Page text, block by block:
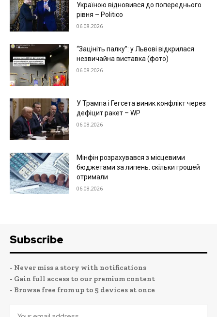
Україною відновився до попереднього
рівня – Politico
06.08.2026
“Зацініть палку”: у Львові відкрилася
незвичайна виставка (фото)
06.08.2026
У Трампа і Гегсета виник конфлікт через
дефіцит ракет – WP
06.08.2026
Мінфін розрахувався з місцевими
бюджетами за липень: скільки грошей
отримали
06.08.2026
Subscribe
- Never miss a story with notifications
- Gain full access to our premium content
- Browse free from up to 5 devices at once